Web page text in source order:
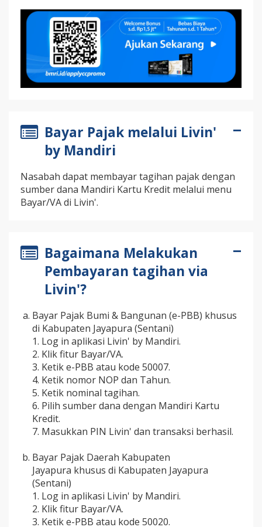
Bayar Pajak melalui Livin'
by Mandiri
Nasabah dapat membayar tagihan pajak dengan
sumber dana Mandiri Kartu Kredit melalui menu
Bayar/VA di Livin'.
Bagaimana Melakukan
Pembayaran tagihan via
Livin'?
Bayar Pajak Bumi & Bangunan (e-PBB) khusus
di Kabupaten Jayapura (Sentani)
1. Log in aplikasi Livin' by Mandiri.
2. Klik fitur Bayar/VA.
3. Ketik e-PBB atau kode 50007.
4. Ketik nomor NOP dan Tahun.
5. Ketik nominal tagihan.
6. Pilih sumber dana dengan Mandiri Kartu
Kredit.
7. Masukkan PIN Livin' dan transaksi berhasil.
Bayar Pajak Daerah Kabupaten
Jayapura khusus di Kabupaten Jayapura
(Sentani)
1. Log in aplikasi Livin' by Mandiri.
2. Klik fitur Bayar/VA.
3. Ketik e-PBB atau kode 50020.